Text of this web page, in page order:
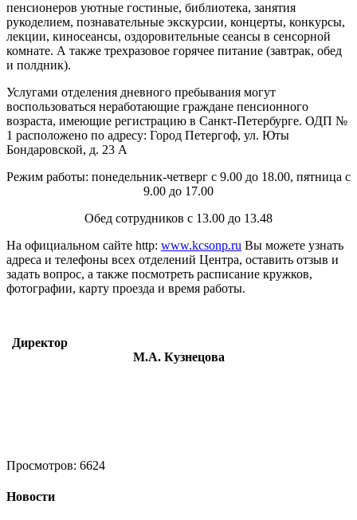
пенсионеров уютные гостиные, библиотека, занятия
рукоделием, познавательные экскурсии, концерты, конкурсы,
лекции, киносеансы, оздоровительные сеансы в сенсорной
комнате. А также трехразовое горячее питание (завтрак, обед
и полдник).
Услугами отделения дневного пребывания могут
воспользоваться неработающие граждане пенсионного
возраста, имеющие регистрацию в Санкт-Петербурге. ОДП №
1 расположено по адресу: Город Петергоф, ул. Юты
Бондаровской, д. 23 А
Режим работы: понедельник-четверг с 9.00 до 18.00, пятница с
9.00 до 17.00
Обед сотрудников с 13.00 до 13.48
На официальном сайте http: www.kcsonp.ru Вы можете узнать
адреса и телефоны всех отделений Центра, оставить отзыв и
задать вопрос, а также посмотреть расписание кружков,
фотографии, карту проезда и время работы.
Директор
М.А. Кузнецова
Просмотров: 6624
Новости